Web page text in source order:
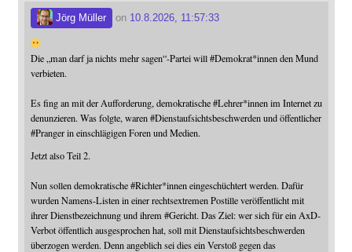
Jörg Müller on 10.8.2026, 11:57:33
Die „man darf ja nichts mehr sagen“-Partei will#Demokrat*innen den Mund
verbieten.
Es fing an mit der Aufforderung, demokratische#Lehrer*innen im Internet zu
denunzieren. Was folgte, waren#Dienstaufsichtsbeschwerdenund öffentlicher
#Prangerin einschlägigen Foren und Medien.
Jetzt also Teil 2.
Nun sollen demokratische#Richter*innen eingeschüchtert werden. Dafür
wurden Namens-Listen in einer rechtsextremen Postille veröffentlicht mit
ihrer Dienstbezeichnung und ihrem #Gericht. Das Ziel: wer sich für ein AxD-
Verbot öffentlich ausgesprochen hat, soll mit Dienstaufsichtsbeschwerden
überzogen werden. Denn angeblich sei dies ein Verstoß gegen das